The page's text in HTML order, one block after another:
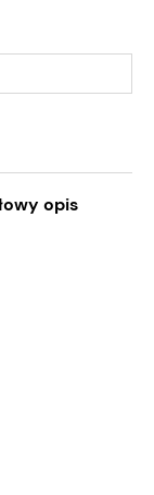
opis